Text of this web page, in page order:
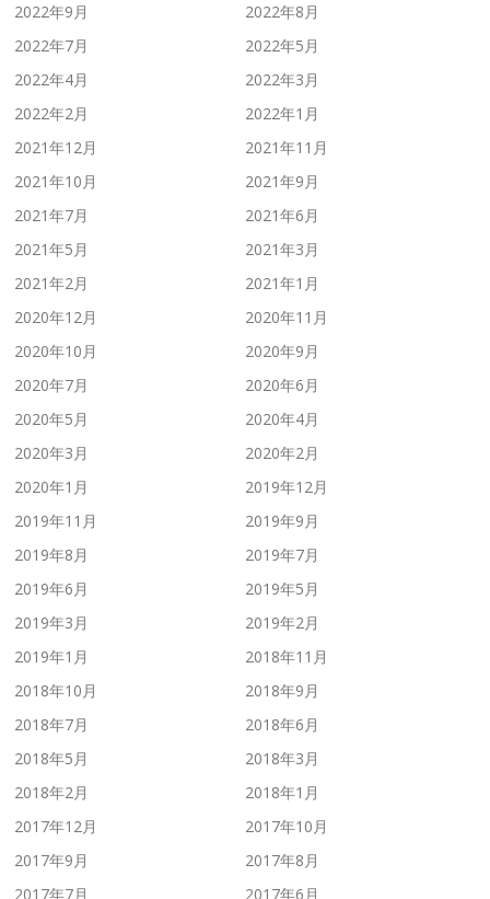
2022年9月
2022年8月
2022年7月
2022年5月
2022年4月
2022年3月
2022年2月
2022年1月
2021年12月
2021年11月
2021年10月
2021年9月
2021年7月
2021年6月
2021年5月
2021年3月
2021年2月
2021年1月
2020年12月
2020年11月
2020年10月
2020年9月
2020年7月
2020年6月
2020年5月
2020年4月
2020年3月
2020年2月
2020年1月
2019年12月
2019年11月
2019年9月
2019年8月
2019年7月
2019年6月
2019年5月
2019年3月
2019年2月
2019年1月
2018年11月
2018年10月
2018年9月
2018年7月
2018年6月
2018年5月
2018年3月
2018年2月
2018年1月
2017年12月
2017年10月
2017年9月
2017年8月
2017年7月
2017年6月